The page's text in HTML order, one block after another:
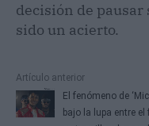
decisión de
sido un acierto.
Artículo anterior
El fenómeno de
bajo la lupa entre el